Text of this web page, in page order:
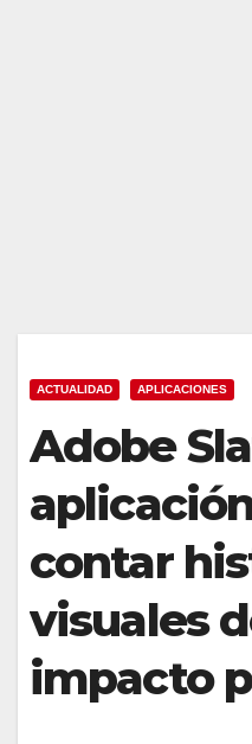
ACTUALIDAD APLICACIONES
Adobe
contar
visuales
impacto